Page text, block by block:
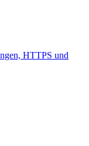
HTTPS und